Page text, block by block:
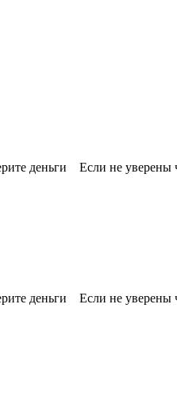
деньги Если не уверены
деньги Если не уверены